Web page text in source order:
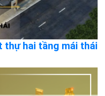
thự hai tầng mái thái